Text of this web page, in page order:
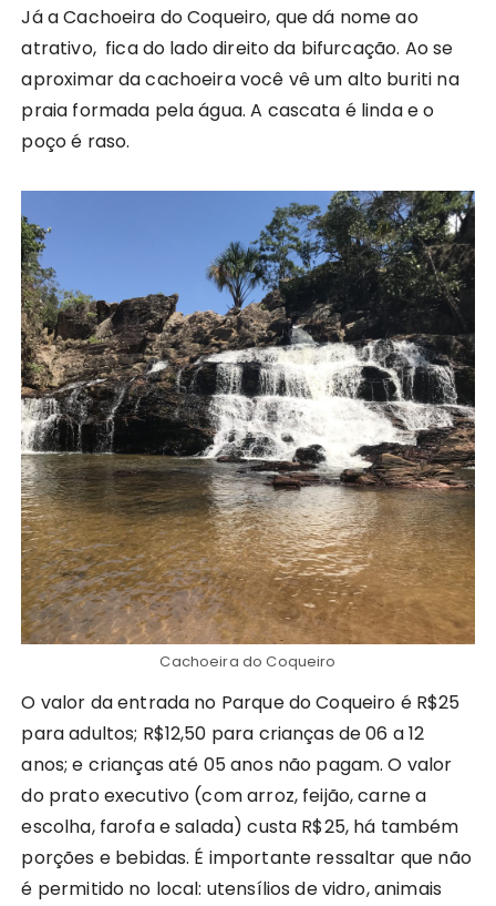
Já a Cachoeira do Coqueiro, que dá nome ao
atrativo, fica do lado direito da bifurcação. Ao se
aproximar da cachoeira você vê um alto buriti na
praia formada pela água. A cascata é linda e o
poço é raso.
Cachoeira do Coqueiro
O valor da entrada no Parque do Coqueiro é R$25
para adultos; R$12,50 para crianças de 06 a 12
anos; e crianças até 05 anos não pagam. O valor
do prato executivo (com arroz, feijão, carne a
escolha, farofa e salada) custa R$25, há também
porções e bebidas. É importante ressaltar que não
é permitido no local: utensílios de vidro, animais